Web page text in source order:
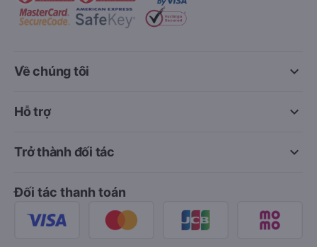
keyboard_arrow_down
Về chúng tôi
keyboard_arrow_down
Hỗ trợ
keyboard_arrow_down
Trở thành đối tác
Đối tác thanh toán